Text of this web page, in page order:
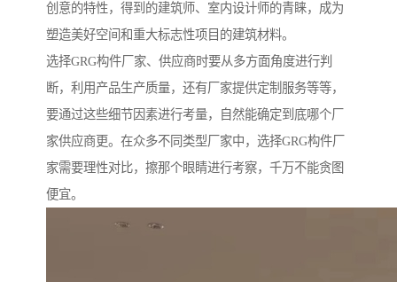
创意的特性，得到的建筑师、室内设计师的青睐，成为
塑造美好空间和重大标志性项目的建筑材料。
选择GRG构件厂家、供应商时要从多方面角度进行判
断，利用产品生产质量，还有厂家提供定制服务等等，
要通过这些细节因素进行考量，自然能确定到底哪个厂
家供应商更。在众多不同类型厂家中，选择GRG构件厂
家需要理性对比，擦那个眼睛进行考察，千万不能贪图
便宜。